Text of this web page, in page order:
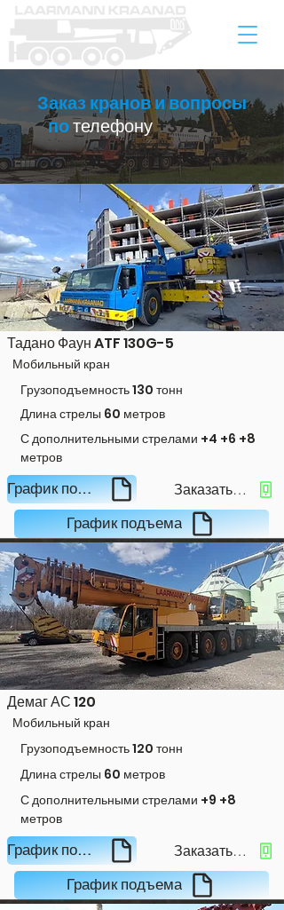
Заказ кранов и вопросы
потелефону+372 555
20847
Тадано Фаун ATF 130G-5
Мобильный кран
Грузоподъемность 130 тонн
Длина стрелы 60 метров
С дополнительными стрелами +4 +6 +8
метров
График подъема
Заказать кран
График подъема
Демаг АС 120
Мобильный кран
Грузоподъемность 120 тонн
Длина стрелы 60 метров
С дополнительными стрелами +9 +8
метров
График подъема
Заказать кран
График подъема